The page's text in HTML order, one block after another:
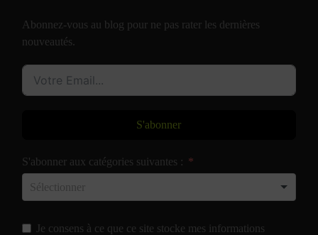
Abonnez-vous au blog pour ne pas rater les dernières
nouveautés.
S'abonner
S'abonner aux catégories suivantes :
Je consens à ce que ce site stocke mes informations